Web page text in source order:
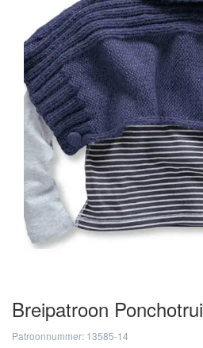
Breipatroon Ponchotrui
Patroonnummer: 13585-14